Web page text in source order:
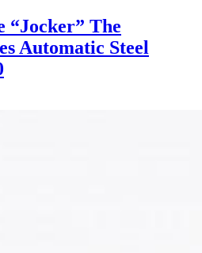
“Jocker” The
Automatic Steel